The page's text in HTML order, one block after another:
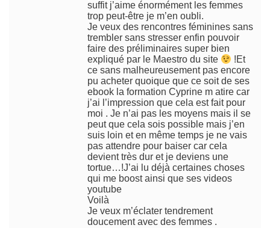
suffit j’aime énormément les femmes
trop peut-être je m’en oubli.
Je veux des rencontres féminines sans
trembler sans stresser enfin pouvoir
faire des préliminaires super bien
expliqué par le Maestro du site
!Et
ce sans malheureusement pas encore
pu acheter quoique que ce soit de ses
ebook la formation Cyprine m atire car
j’ai l’impression que cela est fait pour
moi . Je n’ai pas les moyens mais il se
peut que cela sois possible mais j’en
suis loin et en même temps je ne vais
pas attendre pour baiser car cela
devient très dur et je deviens une
tortue…!J’ai lu déjà certaines choses
qui me boost ainsi que ses videos
youtube
Voilà
Je veux m’éclater tendrement
doucement avec des femmes .